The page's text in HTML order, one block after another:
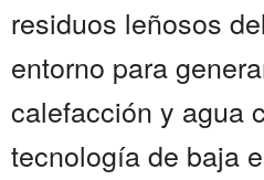
residuos leñosos
entorno para
calefacción y agua
tecnología de baja